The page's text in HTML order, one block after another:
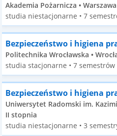
Akademia Pożarnicza •
studia niestacjonarne • 7
Bezpieczeństwo i higiena
Politechnika Wrocławska •
studia stacjonarne • 7 semestrów
Bezpieczeństwo i higiena
Uniwersytet Radomski im.
II stopnia
studia niestacjonarne • 3